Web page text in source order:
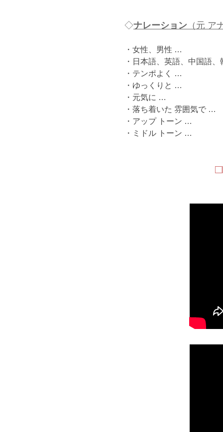
◇ナレーション （元 ア
・女性、男性 …
・日本語、英語、中国語
・テンポよく …
・ゆっくりと …
・元気に …
・落ち着いた 雰囲気で …
・アップ トーン …
・ミドル トーン …